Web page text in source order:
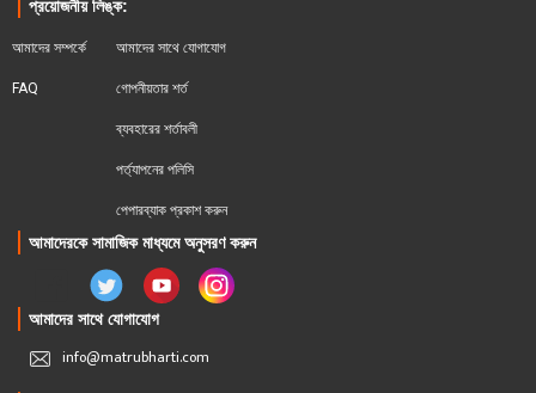
প্রয়োজনীয় লিঙ্ক:
আমাদের সম্পর্কে
FAQ
আমাদের সাথে যোগাযোগ
গোপনীয়তার শর্ত
ব্যবহারের শর্তাবলী
পর্ত্যাপনের পলিসি
পেপারব্যাক প্রকাশ করুন
আমাদেরকে সামাজিক মাধ্যমে অনুসরণ করুন
আমাদের সাথে যোগাযোগ
info@matrubharti.com